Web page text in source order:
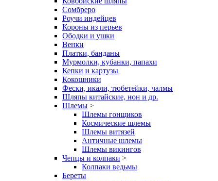
Сомбреро
Роучи индейцев
Короны из перьев
Ободки и ушки
Венки
Платки, банданы
Мурмолки, кубанки, папахи
Кепки и картузы
Кокошники
Фески, икали, тюбетейки, чалмы
Шляпы китайские, нон и др.
Шлемы >
Шлемы гонщиков
Космические шлемы
Шлемы витязей
Античные шлемы
Шлемы викингов
Чепцы и колпаки >
Колпаки ведьмы
Береты